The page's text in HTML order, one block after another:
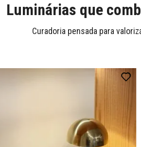
Luminárias que
Curadoria pensada para